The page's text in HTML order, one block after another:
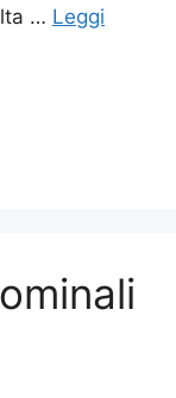
… Leggi